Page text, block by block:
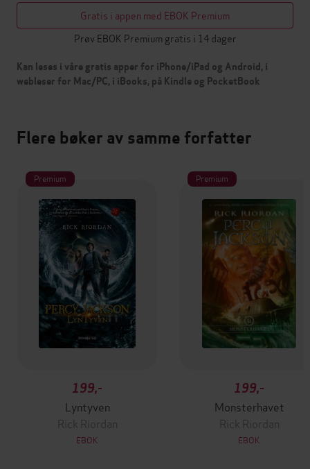
Gratis i appen med EBOK Premium
Prøv EBOK Premium gratis i 14 dager
Kan leses i våre gratis apper for iPhone/iPad og Android, i
webleser for Mac/PC, i iBooks, på Kindle og PocketBook
Flere bøker av samme forfatter
Premium
199,-
Lyntyven
Rick Riordan
EBOK
Premium
199,-
Monsterhavet
Rick Riordan
EBOK